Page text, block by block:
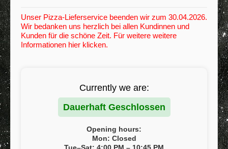
Menu
Kategorie
Registrieren
Mindestbestellwert
Kontakt / Anregungen
Unser Pizza-Lieferservice beenden wir zum 30.04.2026.
Wir bedanken uns herzlich bei allen Kundinnen und
Kunden für die schöne Zeit. Für weitere weitere
Informationen hier klicken.
Currently we are:
Dauerhaft Geschlossen
Opening hours:
Mon: Closed
Tue–Sat: 4:00 PM – 10:45 PM